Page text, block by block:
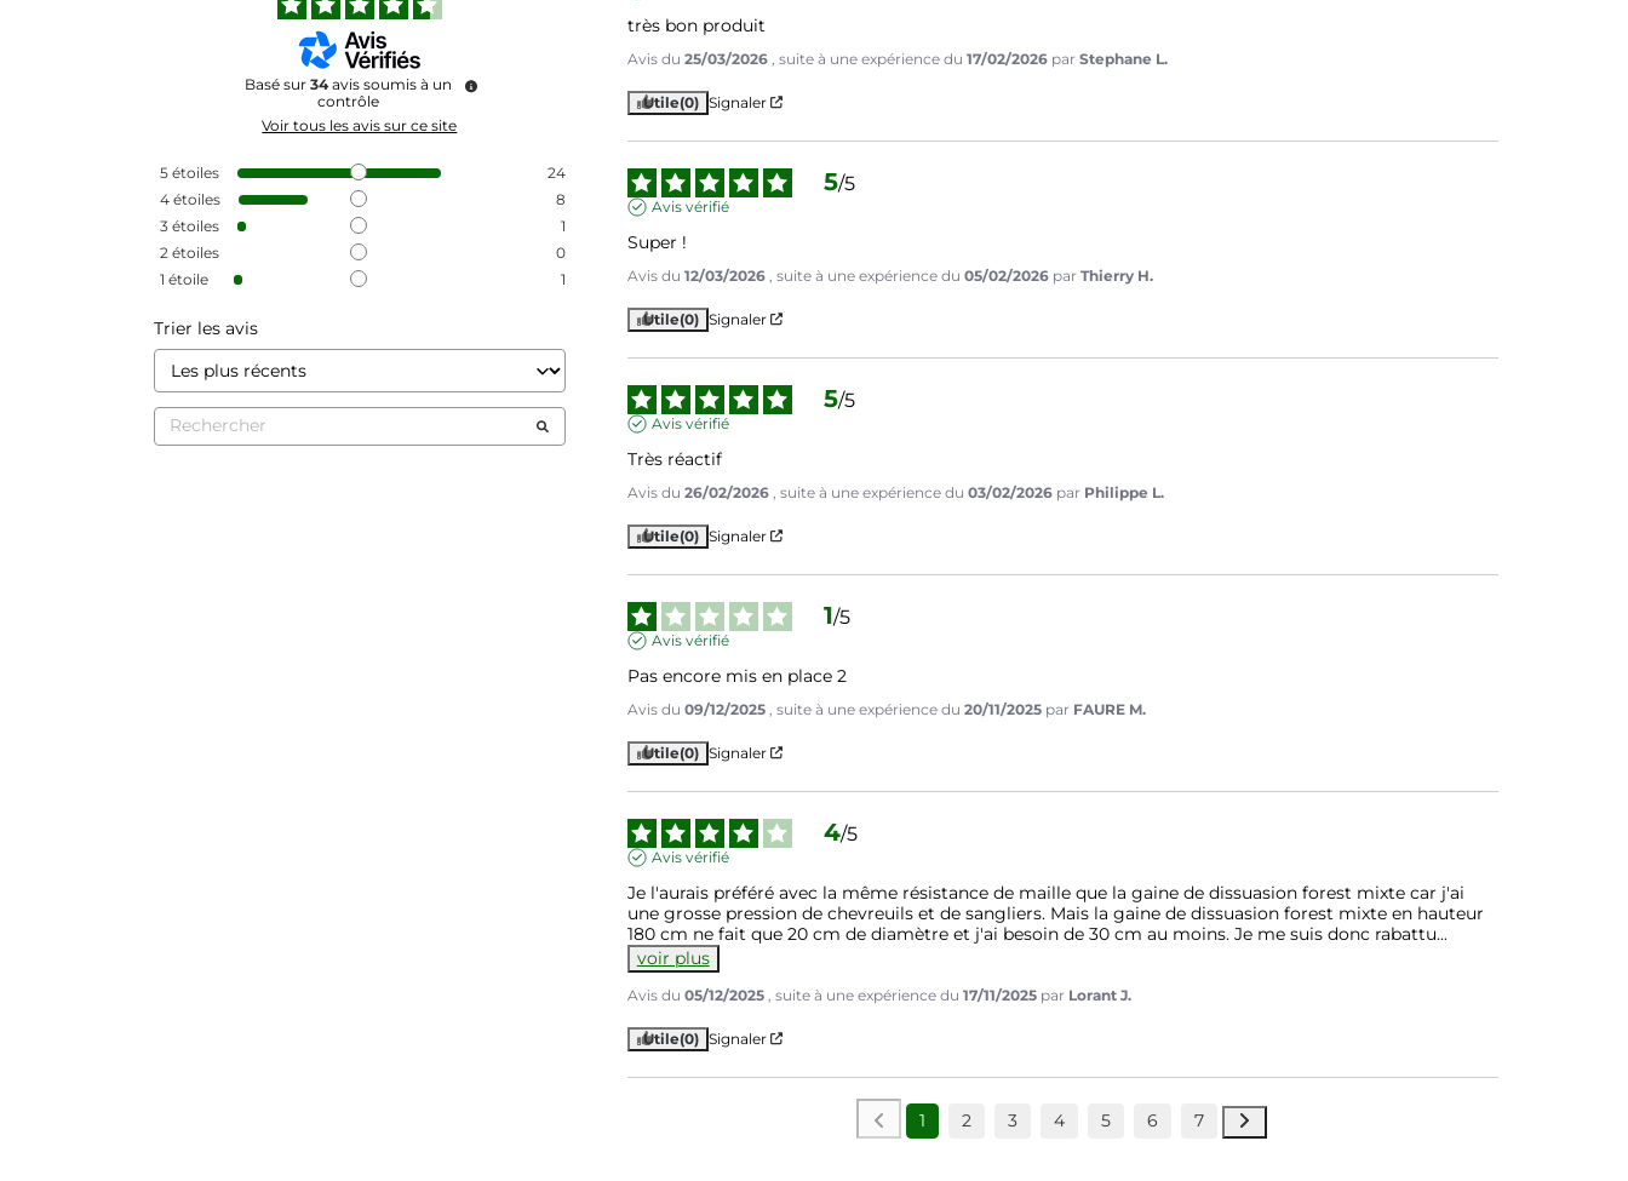
Basé sur34 avis soumis à un
contrôle
Voir tous les avis sur ce site
5 étoiles
24
4 étoiles
8
3 étoiles
1
2 étoiles
0
1 étoile 1
Trier les avis
très bon produit
Avis du 25/03/2026 , suite à une expérience du 17/02/2026 par Stephane L.
Utile(0) Signaler
5/5
Avis vérifié
Super !
Avis du 12/03/2026 , suite à une expérience du 05/02/2026 par Thierry H.
Utile(0) Signaler
5/5
Avis vérifié
Très réactif
Avis du 26/02/2026 , suite à une expérience du 03/02/2026 par Philippe L.
Utile(0) Signaler
1/5
Avis vérifié
Pas encore mis en place 2
Avis du 09/12/2025 , suite à une expérience du 20/11/2025 par FAURE M.
Utile(0) Signaler
4/5
Avis vérifié
Je l'aurais préféré avec la même résistance de maille que la gaine de dissuasion forest mixte car j'ai
une grosse pression de chevreuils et de sangliers. Mais la gaine de dissuasion forest mixte en hauteur
180 cm ne fait que 20 cm de diamètre et j'ai besoin de 30 cm au moins. Je me suis donc rabattu...
voir plus
Avis du 05/12/2025 , suite à une expérience du 17/11/2025 par Lorant J.
Utile(0) Signaler
1 2 3 4 5 6 7